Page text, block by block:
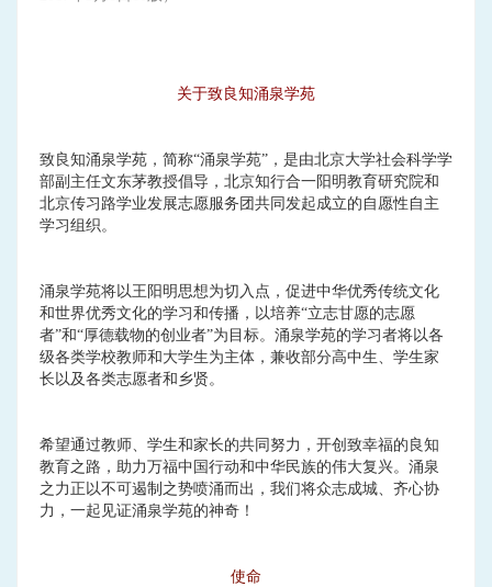
关于致良知涌泉学苑
致良知涌泉学苑，简称“涌泉学苑”，是由北京大学社会科学学
部副主任文东茅教授倡导，北京知行合一阳明教育研究院和
北京传习路学业发展志愿服务团共同发起成立的自愿性自主
学习组织。
涌泉学苑将以王阳明思想为切入点，促进中华优秀传统文化
和世界优秀文化的学习和传播，以培养“立志甘愿的志愿
者”和“厚德载物的创业者”为目标。涌泉学苑的学习者将以各
级各类学校教师和大学生为主体，兼收部分高中生、学生家
长以及各类志愿者和乡贤。
希望通过教师、学生和家长的共同努力，开创致幸福的良知
教育之路，助力万福中国行动和中华民族的伟大复兴。涌泉
之力正以不可遏制之势喷涌而出，我们将众志成城、齐心协
力，一起见证涌泉学苑的神奇！
使命